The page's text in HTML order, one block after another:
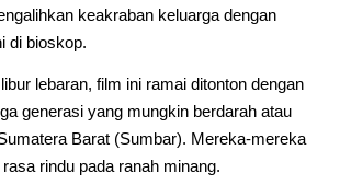
keakraban keluarga dengan
di bioskop.
lebaran, film ini ramai ditonton dengan
generasi yang mungkin berdarah atau
Barat (Sumbar). Mereka-mereka
rindu pada ranah minang.